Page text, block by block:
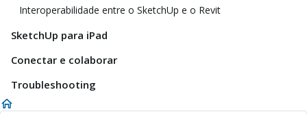
Interoperabilidade entre o SketchUp e o Revit
SketchUp para iPad
Conectar e colaborar
Troubleshooting